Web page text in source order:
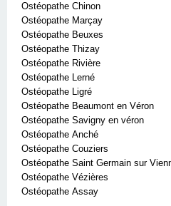
Ostéopathe Chinon
Ostéopathe Marçay
Ostéopathe Beuxes
Ostéopathe Thizay
Ostéopathe Rivière
Ostéopathe Lerné
Ostéopathe Ligré
Ostéopathe Beaumont en Véron
Ostéopathe Savigny en véron
Ostéopathe Anché
Ostéopathe Couziers
Ostéopathe Saint Germain sur
Ostéopathe Vézières
Ostéopathe Assay